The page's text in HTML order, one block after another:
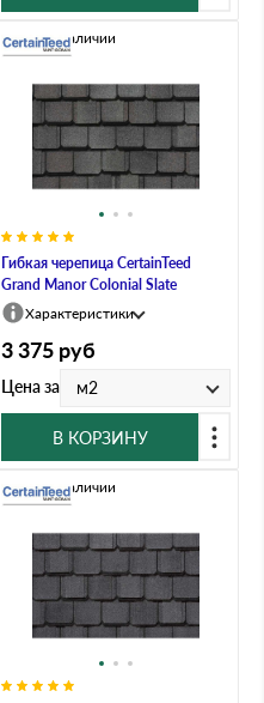
Гибкая черепица CertainTeed
Grand Manor Colonial Slate
Нет в наличии
Характеристики
3 375 руб
Цена за м2
В КОРЗИНУ
Нет в наличии